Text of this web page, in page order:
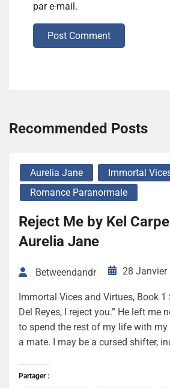
par e-mail.
Post Comment
Recommended Posts
Aurelia Jane
Immortal
Romance Paranormale
Reject Me by Kel
Aurelia Jane
Betweendandr 28 Janvier
Immortal Vices and Virtues, Book 1
Del Reyes, I reject you.” He left me
to spend the rest of my life with
a mate. I may be a cursed shifter,
Partager :